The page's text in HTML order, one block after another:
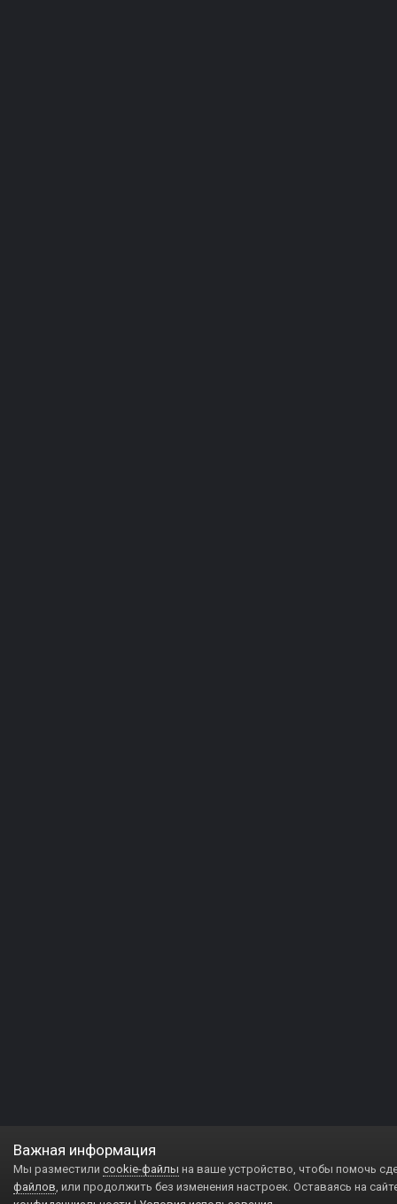
Важная информация
Мы разместили cookie-файлы на ваше устройство, чтобы помочь
файлов, или продолжить без изменения настроек. Оставаясь на